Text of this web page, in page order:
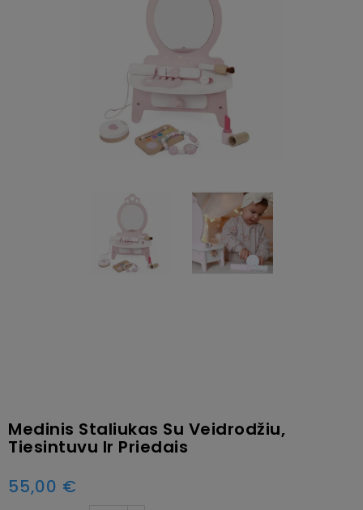
Medinis Staliukas Su Veidrodžiu,
Tiesintuvu Ir Priedais
55,00 €